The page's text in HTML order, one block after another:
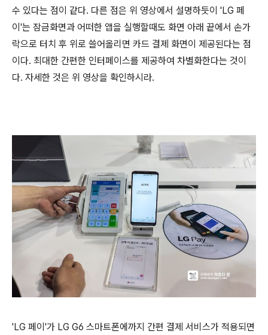
수 있다는 점이 같다. 다른 점은 위 영상에서 설명하듯이 'LG 페
이'는 잠금화면과 어떠한 앱을 실행할때도 화면 아래 끝에서 손가
락으로 터치 후 위로 쓸어올리면 카드 결제 화면이 제공된다는 점
이다. 최대한 간편한 인터페이스를 제공하여 차별화한다는 것이
다. 자세한 것은 위 영상을 확인하시라.
'LG 페이'가 LG G6 스마트폰에까지 간편 결제 서비스가 적용되면